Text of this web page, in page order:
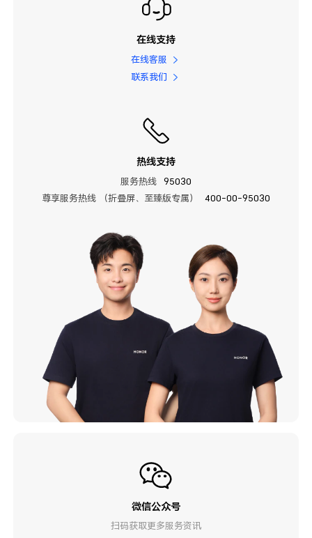
在线支持
在线客服
联系我们
热线支持
服务热线
95030
尊享服务热线 （折叠屏、至臻版专属）
400-00-95030
微信公众号
扫码获取更多服务资讯